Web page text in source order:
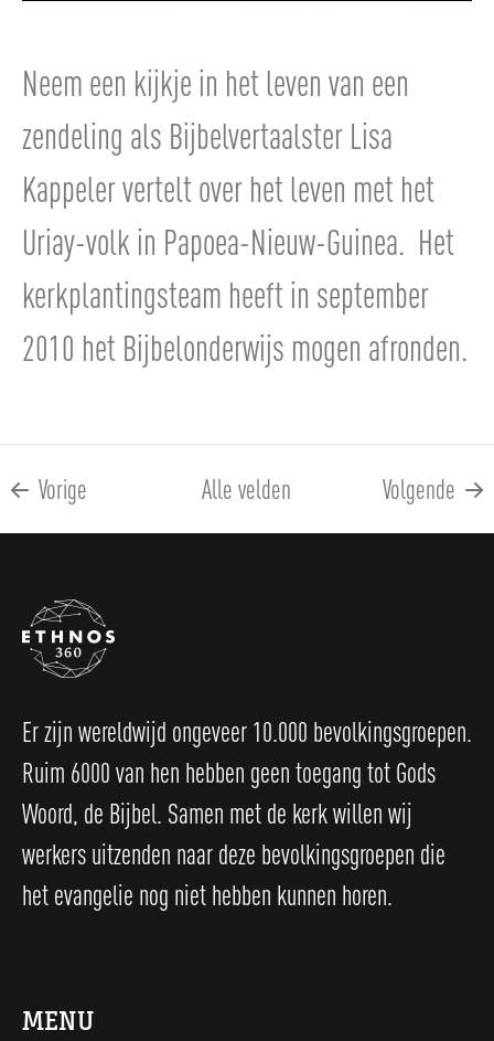
Neem een kijkje in het leven van een
zendeling als Bijbelvertaalster Lisa
Kappeler vertelt over het leven met het
Uriay-volk in Papoea-Nieuw-Guinea. Het
kerkplantingsteam heeft in september
2010 het Bijbelonderwijs mogen afronden.
Vorige Alle velden Volgende
Er zijn wereldwijd ongeveer 10.000 bevolkingsgroepen.
Ruim 6000 van hen hebben geen toegang tot Gods
Woord, de Bijbel. Samen met de kerk willen wij
werkers uitzenden naar deze bevolkingsgroepen die
het evangelie nog niet hebben kunnen horen.
MENU